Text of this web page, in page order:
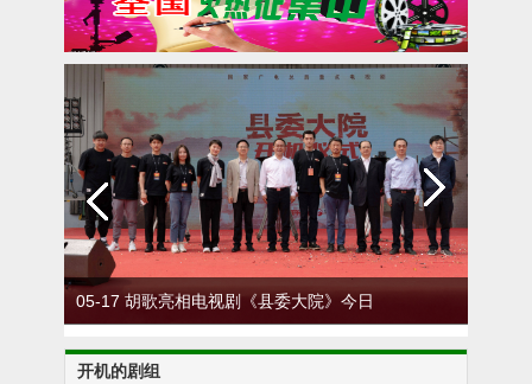
05-17 胡歌亮相电视剧《县委大院》今日
在安徽开机
开机的剧组